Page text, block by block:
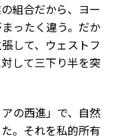
組合だから、ヨー
ったく違う。だか
して、ウェストフ
して三下り半を突
の西進」で、自然
。それを私的所有